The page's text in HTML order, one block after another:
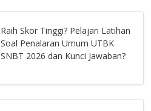
Raih Skor Tinggi? Pelajari Latihan
Soal Penalaran Umum UTBK
SNBT 2026 dan Kunci Jawaban?